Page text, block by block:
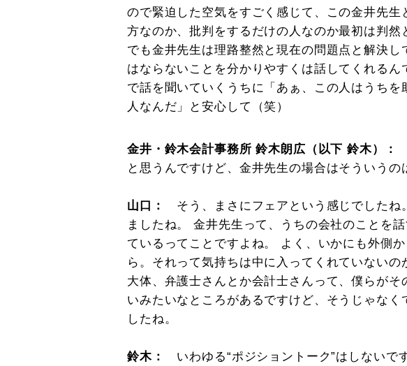
ので緊迫した空気をすごく感じて、この金井先生
方なのか、批判をするだけの人なのか最初は判然
でも金井先生は理路整然と現在の問題点と解決し
はならないことを分かりやすくは話してくれるん
で話を聞いていくうちに「あぁ、この人はうちを
人なんだ」と安心して（笑）
金井・鈴木会計事務所 鈴木朗広（以下 鈴木）：
と思うんですけど、金井先生の場合はそういうの
山口： そう、まさにフェアという感じでした
ましたね。 金井先生って、うちの会社のことを
ているってことですよね。 よく、いかにも外側
ら。それって気持ちは中に入ってくれていないの
大体、弁護士さんとか会計士さんって、僕らが
いみたいなところがあるですけど、そうじゃな
したね。
鈴木： いわゆる“ポジショントーク”はしない